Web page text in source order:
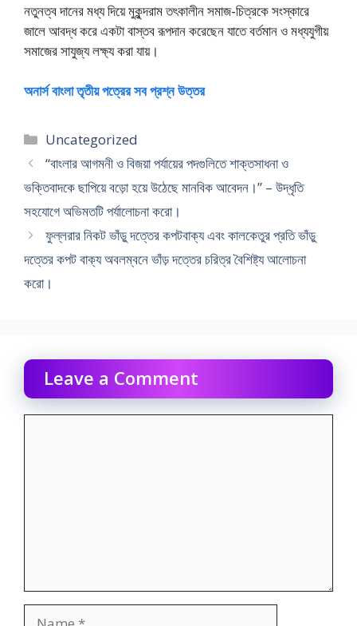
নতুনত্ব দানের মধ্য দিয়ে মুকুন্দরাম তৎকালীন সমাজ-চিত্রকে সংস্কারে
জালে আবদ্ধ করে একটা বাস্তব রূপদান করেছেন যাতে বর্তমান ও মধ্যযুগীয়
সমাজের সাযুজ্য লক্ষ্য করা যায়।
অনার্স বাংলা তৃতীয় পত্রের সব প্রশ্ন উত্তর
Categories
Uncategorized
“বাংলার আগমনী ও বিজয়া পর্যায়ের পদগুলিতে শাক্তসাধনা ও
ভক্তিবাদকে ছাপিয়ে বড়ো হয়ে উঠেছে মানবিক আবেদন।” – উদ্ধৃতি
সহযোগে অভিমতটি পর্যালোচনা করো।
ফুল্লরার নিকট ভাঁড়ু দত্তের কপটবাক্য এবং কালকেতুর প্রতি ভাঁড়ু
দত্তের কপট বাক্য অবলম্বনে ভাঁড় দত্তের চরিত্র বৈশিষ্ট্য আলোচনা
করো।
Leave a Comment